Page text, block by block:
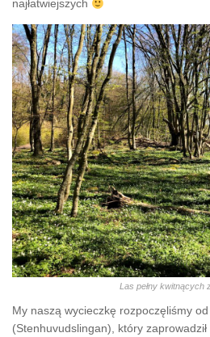
najłatwiejszych
Las pełny kwitnących
My naszą wycieczkę rozpoczęliśmy
(Stenhuvudslingan), który